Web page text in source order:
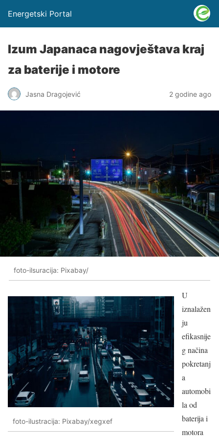
Energetski Portal
Izum Japanaca nagovještava kraj
za baterije i motore
Jasna Dragojević 2 godine ago
foto-ilsuracija: Pixabay/
foto-ilustracija: Pixabay/xegxef
U
iznalažen
ju
efikasnije
g načina
pokretanj
a
automobi
la od
baterija i
motora